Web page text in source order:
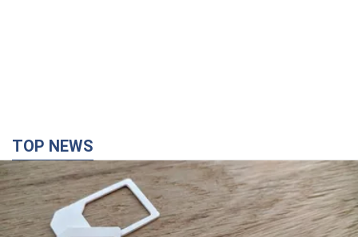
TOP NEWS